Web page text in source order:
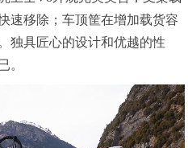
速移除；车顶筐在增加载货容
独具匠心的设计和优越的性
。